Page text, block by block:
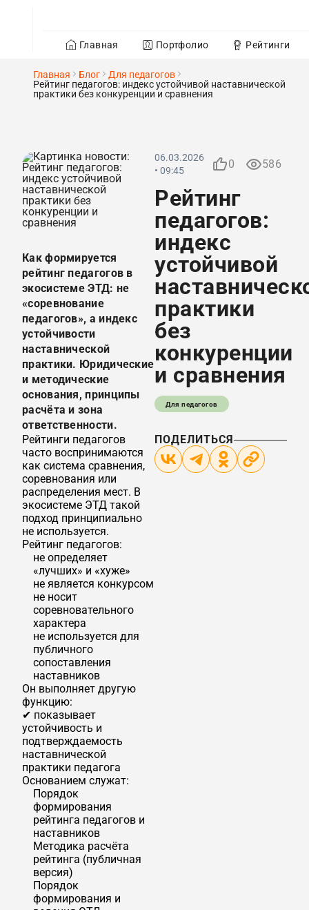
Главная Портфолио Рейтинги
Главная Блог
Для педагогов
Рейтинг педагогов: индекс устойчивой наставнической
практики без конкуренции и сравнения
Как формируется
рейтинг педагогов в
экосистеме ЭТД: не
«соревнование
педагогов», а индекс
устойчивости
наставнической
практики. Юридические
и методические
основания, принципы
расчёта и зона
ответственности.
Рейтинги педагогов
часто воспринимаются
как система сравнения,
соревнования или
распределения мест. В
экосистеме ЭТД такой
подход принципиально
не используется.
Рейтинг педагогов:
не определяет
«лучших» и «хуже»
не является конкурсом
не носит
соревновательного
характера
не используется для
публичного
сопоставления
наставников
Он выполняет другую
функцию:
✔ показывает
устойчивость и
подтверждаемость
наставнической
практики педагога
Основанием служат:
Порядок
формирования
рейтинга педагогов и
наставников
Методика расчёта
рейтинга (публичная
версия)
Порядок
формирования и
06.03.2026
• 09:45
0 586
Рейтинг
педагогов:
индекс
устойчивой
практики
без
конкуренции
и сравнения
Для педагогов
ПОДЕЛИТЬСЯ